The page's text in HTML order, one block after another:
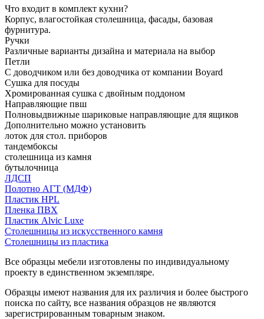
Что входит в комплект кухни?
Корпус, влагостойкая столешница, фасады, базовая
фурнитура.
Ручки
Различные варианты дизайна и материала на выбор
Петли
С доводчиком или без доводчика от компании Boyard
Сушка для посуды
Хромированная сушка с двойным поддоном
Направляющие пвш
Полновыдвижные шариковые направляющие для ящиков
Дополнительно можно установить
лоток для стол. приборов
тандембоксы
столешница из камня
бутылочница
ЛДСП
Полотно АГТ (МДФ)
Пластик HPL
Пленка ПВХ
Пластик Alvic Luxe
Столешницы из искусственного камня
Столешницы из пластика
Все образцы мебели изготовлены по индивидуальному
проекту в единственном экземпляре.
Образцы имеют названия для их различия и более быстрого
поиска по сайту, все названия образцов не являются
зарегистрированным товарным знаком.